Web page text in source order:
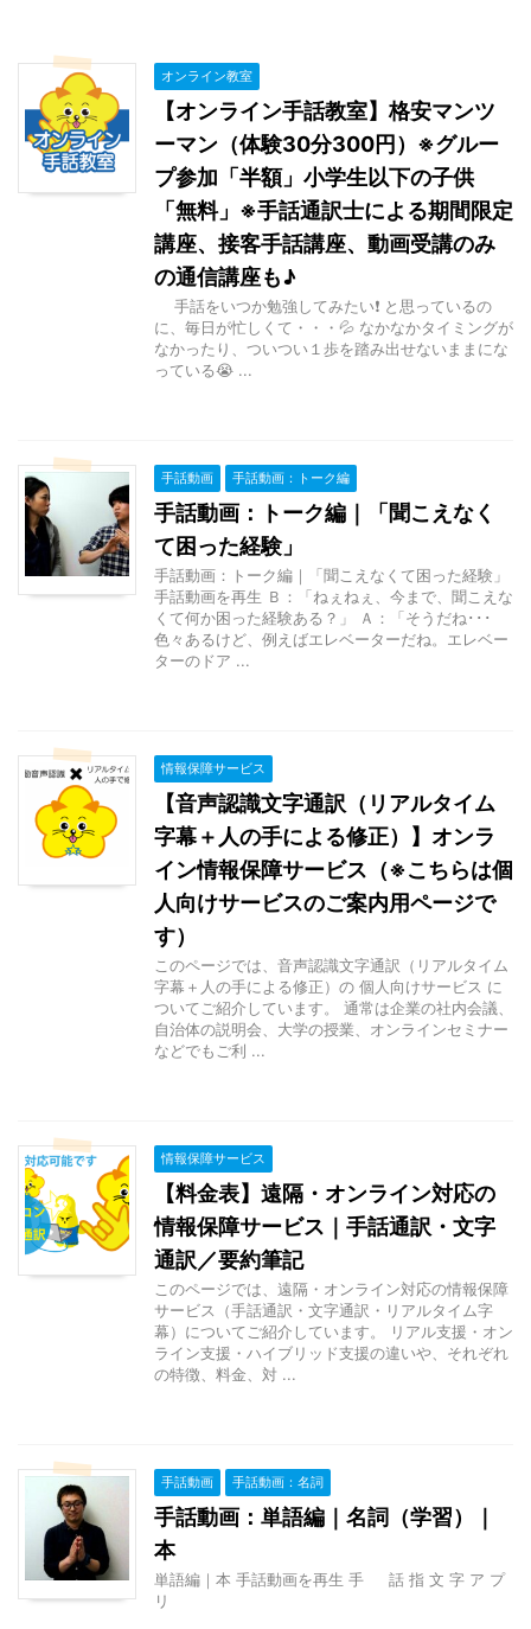
オンライン教室
【オンライン手話教室】格安マンツ
ーマン（体験30分300円）※グルー
プ参加「半額」小学生以下の子供
「無料」※手話通訳士による期間限定
講座、接客手話講座、動画受講のみ
の通信講座も♪
手話をいつか勉強してみたい❗ と思っているの
に、毎日が忙しくて・・・💦 なかなかタイミングが
なかったり、ついつい１歩を踏み出せないままにな
っている😭 ...
手話動画 手話動画：トーク編
手話動画：トーク編｜「聞こえなく
て困った経験」
手話動画：トーク編｜「聞こえなくて困った経験」
手話動画を再生 Ｂ：「ねぇねぇ、今まで、聞こえな
くて何か困った経験ある？」 Ａ：「そうだね･･･
色々あるけど、例えばエレベーターだね。エレベー
ターのドア ...
情報保障サービス
【音声認識文字通訳（リアルタイム
字幕＋人の手による修正）】オンラ
イン情報保障サービス（※こちらは個
人向けサービスのご案内用ページで
す）
このページでは、音声認識文字通訳（リアルタイム
字幕＋人の手による修正）の 個人向けサービス に
ついてご紹介しています。 通常は企業の社内会議、
自治体の説明会、大学の授業、オンラインセミナー
などでもご利 ...
情報保障サービス
【料金表】遠隔・オンライン対応の
情報保障サービス｜手話通訳・文字
通訳／要約筆記
このページでは、遠隔・オンライン対応の情報保障
サービス（手話通訳・文字通訳・リアルタイム字
幕）についてご紹介しています。 リアル支援・オン
ライン支援・ハイブリッド支援の違いや、それぞれ
の特徴、料金、対 ...
手話動画 手話動画：名詞
手話動画：単語編｜名詞（学習）｜
本
単語編｜本 手話動画を再生 手 話 指 文 字 ア プ
リ